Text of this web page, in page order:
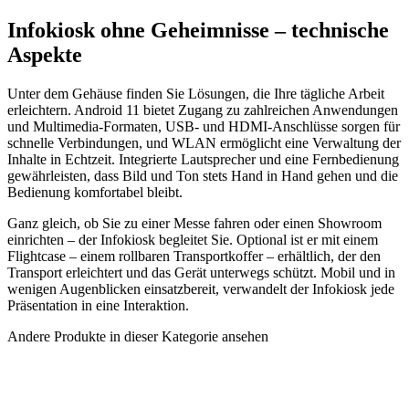
Infokiosk ohne Geheimnisse – technische
Aspekte
Unter dem Gehäuse finden Sie Lösungen, die Ihre tägliche Arbeit
erleichtern. Android 11 bietet Zugang zu zahlreichen Anwendungen
und Multimedia-Formaten, USB- und HDMI-Anschlüsse sorgen für
schnelle Verbindungen, und WLAN ermöglicht eine Verwaltung der
Inhalte in Echtzeit. Integrierte Lautsprecher und eine Fernbedienung
gewährleisten, dass Bild und Ton stets Hand in Hand gehen und die
Bedienung komfortabel bleibt.
Ganz gleich, ob Sie zu einer Messe fahren oder einen Showroom
einrichten – der Infokiosk begleitet Sie. Optional ist er mit einem
Flightcase – einem rollbaren Transportkoffer – erhältlich, der den
Transport erleichtert und das Gerät unterwegs schützt. Mobil und in
wenigen Augenblicken einsatzbereit, verwandelt der Infokiosk jede
Präsentation in eine Interaktion.
Andere Produkte in dieser Kategorie ansehen